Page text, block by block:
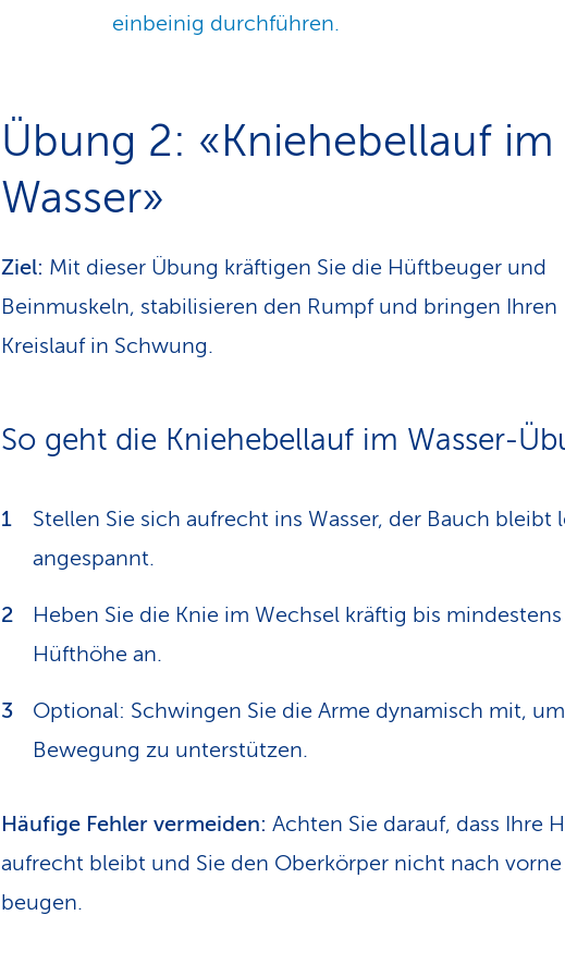
einbeinig durchführen.
Übung 2: «Kniehebellauf im
Wasser»
Ziel: Mit dieser Übung kräftigen Sie die Hüftbeuger und
Beinmuskeln, stabilisieren den Rumpf und bringen Ihren
Kreislauf in Schwung.
So geht die Kniehebellauf im Wasser-
Stellen Sie sich aufrecht ins Wasser, der Bauch bleibt
angespannt.
Heben Sie die Knie im Wechsel kräftig bis mindestens
Hüfthöhe an.
Optional: Schwingen Sie die Arme dynamisch mit,
Bewegung zu unterstützen.
Häufige Fehler vermeiden: Achten Sie darauf, dass Ihre
aufrecht bleibt und Sie den Oberkörper nicht nach vorne
beugen.